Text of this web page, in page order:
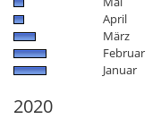
April
März
Februar
Januar
2020